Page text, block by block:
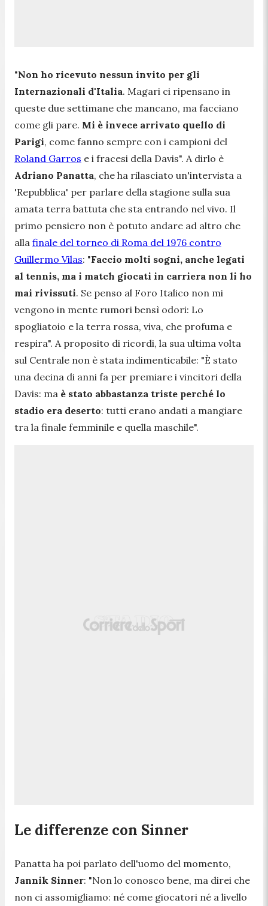
"Non ho ricevuto nessun invito per gli
Internazionali d'Italia. Magari ci ripensano in
queste due settimane che mancano, ma facciano
come gli pare. Mi è invece arrivato quello di
Parigi, come fanno sempre con i campioni del
Roland Garros e i fracesi della Davis". A dirlo è
Adriano Panatta, che ha rilasciato un'intervista a
'Repubblica' per parlare della stagione sulla sua
amata terra battuta che sta entrando nel vivo. Il
primo pensiero non è potuto andare ad altro che
alla finale del torneo di Roma del 1976 contro
Guillermo Vilas: "Faccio molti sogni, anche legati
al tennis, ma i match giocati in carriera non li ho
mai rivissuti. Se penso al Foro Italico non mi
vengono in mente rumori bensì odori: Lo
spogliatoio e la terra rossa, viva, che profuma e
respira". A proposito di ricordi, la sua ultima volta
sul Centrale non è stata indimenticabile: "È stato
una decina di anni fa per premiare i vincitori della
Davis: ma è stato abbastanza triste perché lo
stadio era deserto: tutti erano andati a mangiare
tra la finale femminile e quella maschile".
Le differenze con Sinner
Panatta ha poi parlato dell'uomo del momento,
Jannik Sinner: "Non lo conosco bene, ma direi che
non ci assomigliamo: né come giocatori né a livello